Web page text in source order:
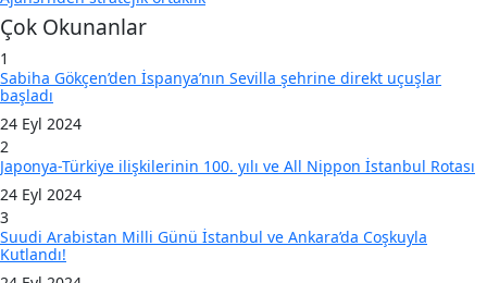
Çok Okunanlar
1
Sabiha Gökçen’den İspanya’nın Sevilla şehrine direkt uçuşlar
başladı
24 Eyl 2024
2
Japonya-Türkiye ilişkilerinin 100. yılı ve All Nippon İstanbul Rotası
24 Eyl 2024
3
Suudi Arabistan Milli Günü İstanbul ve Ankara’da Coşkuyla
Kutlandı!